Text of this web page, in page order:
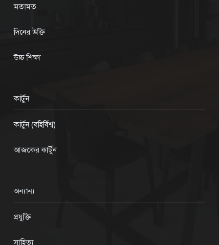
মতামত
দিনের উক্তি
উচ্চ শিক্ষা
কার্টুন
কার্টুন (বহির্বিশ্ব)
আজকের কার্টুন
অন্যান্য
প্রযুক্তি
সাহিত্য